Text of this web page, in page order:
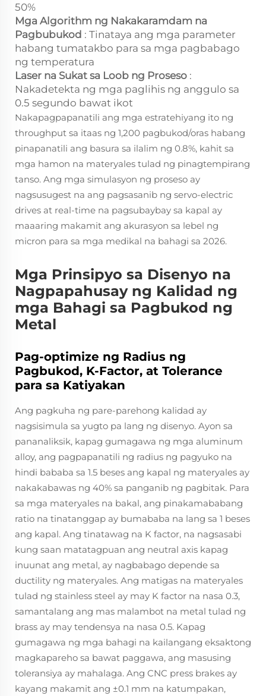
50%
Mga Algorithm ng Nakakaramdam na
Pagbubukod : Tinataya ang mga parameter
habang tumatakbo para sa mga pagbabago
ng temperatura
Laser na Sukat sa Loob ng Proseso :
Nakadetekta ng mga paglihis ng anggulo sa
0.5 segundo bawat ikot
Nakapagpapanatili ang mga estratehiyang ito ng
throughput sa itaas ng 1,200 pagbukod/oras habang
pinapanatili ang basura sa ilalim ng 0.8%, kahit sa
mga hamon na materyales tulad ng pinagtempirang
tanso. Ang mga simulasyon ng proseso ay
nagsusugest na ang pagsasanib ng servo-electric
drives at real-time na pagsubaybay sa kapal ay
maaaring makamit ang akurasyon sa lebel ng
micron para sa mga medikal na bahagi sa 2026.
Mga Prinsipyo sa Disenyo na
Nagpapahusay ng Kalidad ng
mga Bahagi sa Pagbukod ng
Metal
Pag-optimize ng Radius ng
Pagbukod, K-Factor, at Tolerance
para sa Katiyakan
Ang pagkuha ng pare-parehong kalidad ay
nagsisimula sa yugto pa lang ng disenyo. Ayon sa
pananaliksik, kapag gumagawa ng mga aluminum
alloy, ang pagpapanatili ng radius ng pagyuko na
hindi bababa sa 1.5 beses ang kapal ng materyales ay
nakakabawas ng 40% sa panganib ng pagbitak. Para
sa mga materyales na bakal, ang pinakamababang
ratio na tinatanggap ay bumababa na lang sa 1 beses
ang kapal. Ang tinatawag na K factor, na nagsasabi
kung saan matatagpuan ang neutral axis kapag
inuunat ang metal, ay nagbabago depende sa
ductility ng materyales. Ang matigas na materyales
tulad ng stainless steel ay may K factor na nasa 0.3,
samantalang ang mas malambot na metal tulad ng
brass ay may tendensya na nasa 0.5. Kapag
gumagawa ng mga bahagi na kailangang eksaktong
magkapareho sa bawat paggawa, ang masusing
toleransiya ay mahalaga. Ang CNC press brakes ay
kayang makamit ang ±0.1 mm na katumpakan,